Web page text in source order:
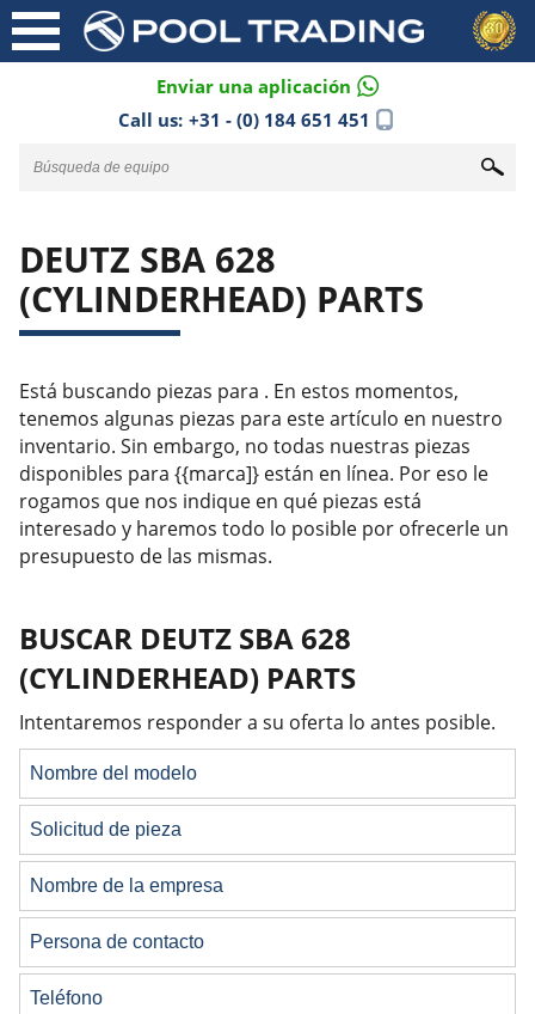
Enviar una aplicación
Call us: +31 - (0) 184 651 451
DEUTZ SBA 628
(CYLINDERHEAD) PARTS
Está buscando piezas para . En estos momentos,
tenemos algunas piezas para este artículo en nuestro
inventario. Sin embargo, no todas nuestras piezas
disponibles para {{marca]} están en línea. Por eso le
rogamos que nos indique en qué piezas está
interesado y haremos todo lo posible por ofrecerle un
presupuesto de las mismas.
BUSCAR DEUTZ SBA 628
(CYLINDERHEAD) PARTS
Intentaremos responder a su oferta lo antes posible.